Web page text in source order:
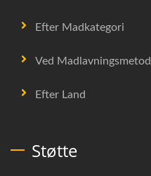
Efter Madkategori
Ved
Efter Land
Støtte